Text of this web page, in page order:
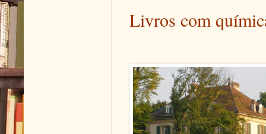
Livros com